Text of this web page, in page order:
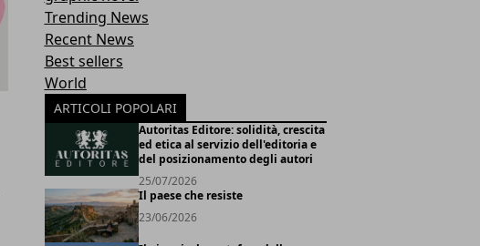
Trending News
Recent News
Best sellers
World
ARTICOLI POPOLARI
Autoritas Editore: solidità, crescita
ed etica al servizio dell'editoria e
del posizionamento degli autori
25/07/2026
Il paese che resiste
23/06/2026